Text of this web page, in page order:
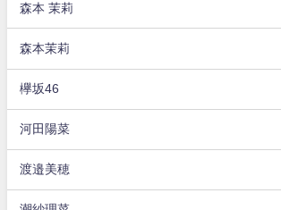
森本 茉莉
森本茉莉
欅坂46
河田陽菜
渡邉美穂